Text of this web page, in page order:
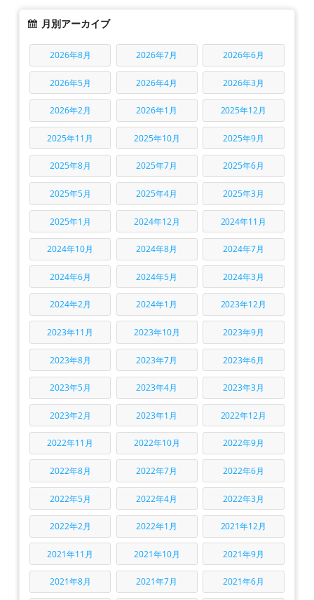
月別アーカイブ
2026年8月 2026年7月 2026年6月
2026年5月 2026年4月 2026年3月
2026年2月 2026年1月 2025年12月
2025年11月 2025年10月 2025年9月
2025年8月 2025年7月 2025年6月
2025年5月 2025年4月 2025年3月
2025年1月 2024年12月 2024年11月
2024年10月 2024年8月 2024年7月
2024年6月 2024年5月 2024年3月
2024年2月 2024年1月 2023年12月
2023年11月 2023年10月 2023年9月
2023年8月 2023年7月 2023年6月
2023年5月 2023年4月 2023年3月
2023年2月 2023年1月 2022年12月
2022年11月 2022年10月 2022年9月
2022年8月 2022年7月 2022年6月
2022年5月 2022年4月 2022年3月
2022年2月 2022年1月 2021年12月
2021年11月 2021年10月 2021年9月
2021年8月 2021年7月 2021年6月